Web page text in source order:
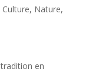
Culture, Nature,
en